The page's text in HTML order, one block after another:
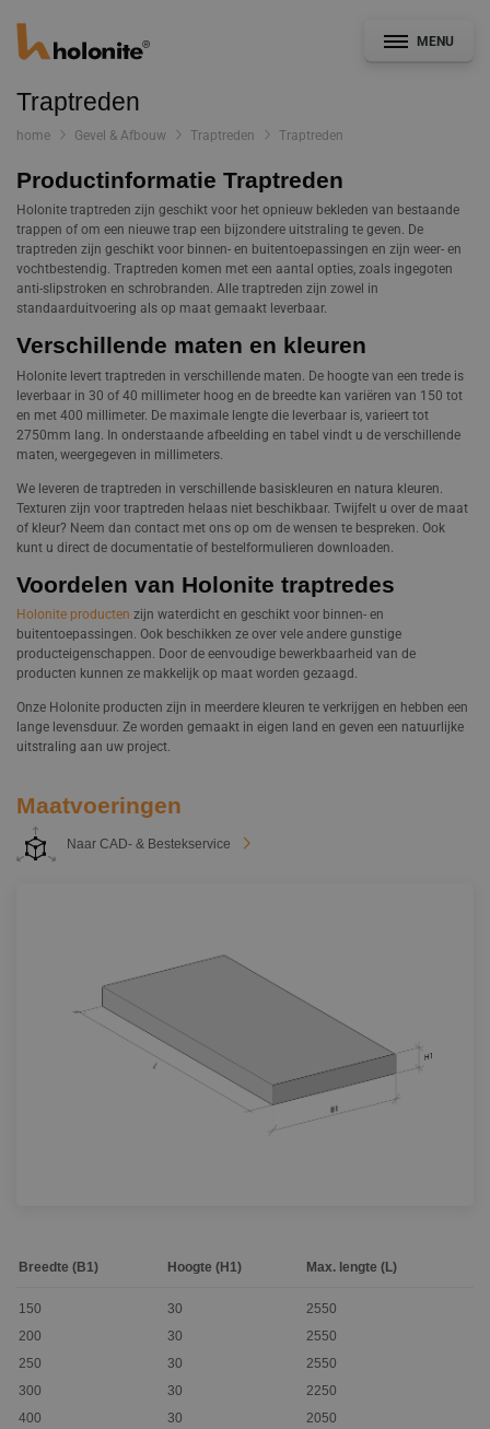
MENU
Algemeen
Gevel & Afbouw
Kozijnindustrie
CAD- en Bestekservice
Bouwdetails
Documentatie
Nieuws
Projecten
Contact
Werken bij
Traptreden
home Gevel & Afbouw Traptreden Traptreden
Productinformatie Traptreden
Holonite traptreden zijn geschikt voor het opnieuw bekleden van bestaande
trappen of om een nieuwe trap een bijzondere uitstraling te geven. De
traptreden zijn geschikt voor binnen- en buitentoepassingen en zijn weer- en
vochtbestendig. Traptreden komen met een aantal opties, zoals ingegoten
anti-slipstroken en schrobranden. Alle traptreden zijn zowel in
standaarduitvoering als op maat gemaakt leverbaar.
Verschillende maten en kleuren
Holonite levert traptreden in verschillende maten. De hoogte van een trede is
leverbaar in 30 of 40 millimeter hoog en de breedte kan variëren van 150 tot
en met 400 millimeter. De maximale lengte die leverbaar is, varieert tot
2750mm lang. In onderstaande afbeelding en tabel vindt u de verschillende
maten, weergegeven in millimeters.
We leveren de traptreden in verschillende basiskleuren en natura kleuren.
Texturen zijn voor traptreden helaas niet beschikbaar. Twijfelt u over de maat
of kleur? Neem dan contact met ons op om de wensen te bespreken. Ook
kunt u direct de documentatie of bestelformulieren downloaden.
Voordelen van Holonite traptredes
Holonite producten zijn waterdicht en geschikt voor binnen- en
buitentoepassingen. Ook beschikken ze over vele andere gunstige
producteigenschappen. Door de eenvoudige bewerkbaarheid van de
producten kunnen ze makkelijk op maat worden gezaagd.
Onze Holonite producten zijn in meerdere kleuren te verkrijgen en hebben een
lange levensduur. Ze worden gemaakt in eigen land en geven een natuurlijke
uitstraling aan uw project.
Maatvoeringen
Naar CAD- & Bestekservice
Breedte (B1) Hoogte (H1) Max. lengte (L)
150 30
2550
200
30
2550
250
30
2550
300
30
2250
400
30
2050